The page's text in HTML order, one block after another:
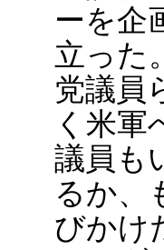
ーを企
立った
党議員
く米軍
議員も
るか、
びかけ